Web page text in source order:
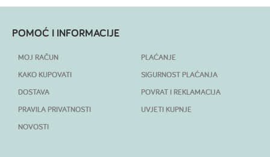
POMOĆ I INFORMACIJE
MOJ RAČUN
KAKO KUPOVATI
DOSTAVA
PRAVILA PRIVATNOSTI
NOVOSTI
PLAĆANJE
SIGURNOST PLAĆANJA
POVRAT I REKLAMACIJA
UVJETI KUPNJE